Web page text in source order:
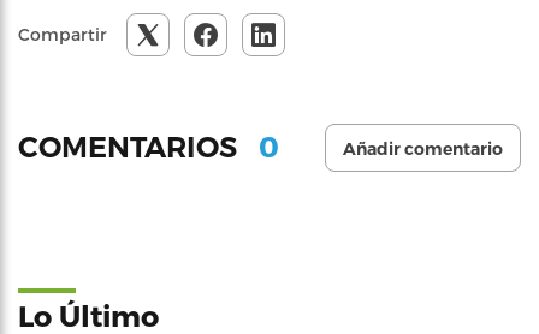
Compartir
COMENTARIOS 0 Añadir comentario
Lo Último